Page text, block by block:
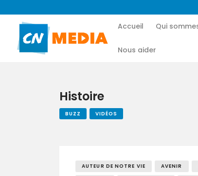
Accueil Qui
Nous aider
Histoire
BUZZ VIDÉOS
AUTEUR DE NOTRE VIE AVENIR